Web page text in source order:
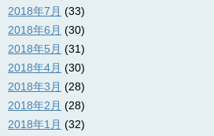
2018年7月 (33)
2018年6月 (30)
2018年5月 (31)
2018年4月 (30)
2018年3月 (28)
2018年2月 (28)
2018年1月 (32)